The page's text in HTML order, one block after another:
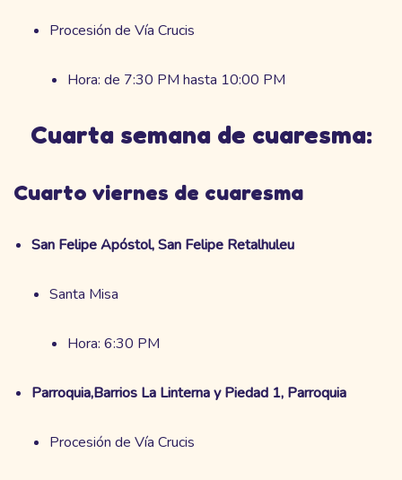
Procesión de Vía Crucis
Hora: de 7:30 PM hasta 10:00 PM
Cuarta semana de cuaresma:
Cuarto viernes de cuaresma
San Felipe Apóstol, San Felipe Retalhuleu
Santa Misa
Hora: 6:30 PM
Parroquia,Barrios La Linterna y Piedad 1, Parroquia
Procesión de Vía Crucis